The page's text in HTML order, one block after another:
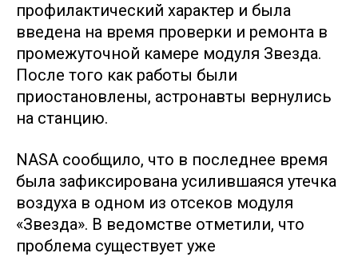
профилактический характер и была
введена на время проверки и ремонта в
промежуточной камере модуля Звезда.
После того как работы были
приостановлены, астронавты вернулись
на станцию.
NASA сообщило, что в последнее время
была зафиксирована усилившаяся утечка
воздуха в одном из отсеков модуля
«Звезда». В ведомстве отметили, что
проблема существует уже